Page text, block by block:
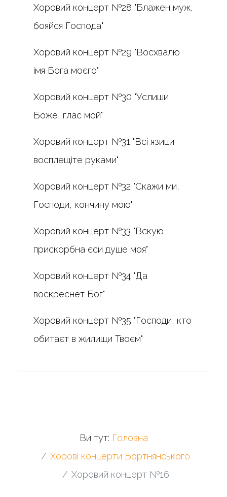
Хоровий концерт №28 "Блажен муж,
бояйся Господа"
Хоровий концерт №29 "Восхвалю
імя Бога моєго"
Хоровий концерт №30 "Услиши,
Боже, глас мой"
Хоровий концерт №31 "Всі язици
восплещіте руками"
Хоровий концерт №32 "Скажи ми,
Господи, кончину мою"
Хоровий концерт №33 "Вскую
прискорбна єси душе моя"
Хоровий концерт №34 "Да
воскреснет Бог"
Хоровий концерт №35 "Господи, кто
обитаєт в жилищи Твоєм"
Ви тут: Головна
Хорові концерти Бортнянського
Хоровий концерт №16